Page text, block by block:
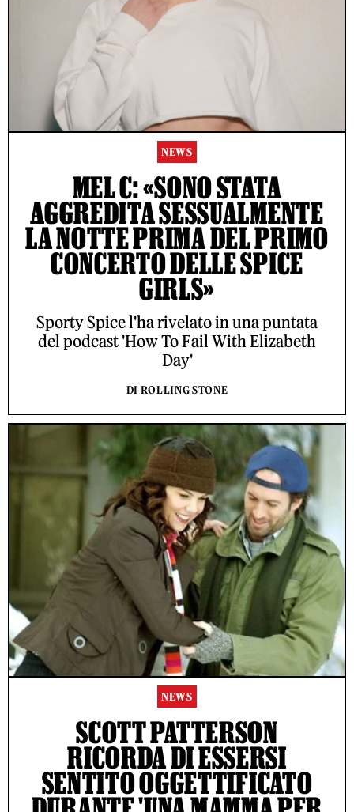
NEWS
MEL C: «SONO STATA
AGGREDITA SESSUALMENTE
LA NOTTE PRIMA DEL PRIMO
CONCERTO DELLE SPICE
GIRLS»
Sporty Spice l'ha rivelato in una puntata
del podcast 'How To Fail With Elizabeth
Day'
DI ROLLING STONE
NEWS
SCOTT PATTERSON
RICORDA DI ESSERSI
SENTITO OGGETTIFICATO